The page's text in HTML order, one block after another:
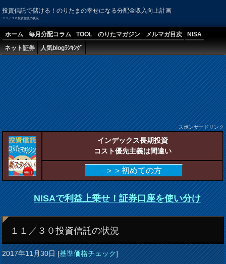
投資信託で儲ける！のりたまの幸せになる分配金収入向上計画
１１／３０投資信託の状況
ホーム 毎月分配コラム TOOL のりたマガジン メルマガ目次
NISA
ネット証券
人気blogﾗﾝｷﾝｸﾞ
スポンサードリンク
インデックス長期投資
コスト優先主義は間違い
＞＞初めての方
NISAで利益上乗せ！証券口座を使い分け
１１／３０投資信託の状況
2017年11月30日[基準価格チェック]